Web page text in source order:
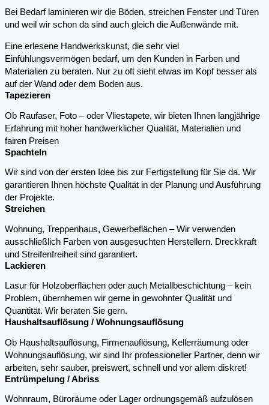
Bei Bedarf laminieren wir die Böden, streichen Fenster und Türen
und weil wir schon da sind auch gleich die Außenwände mit.
Eine erlesene Handwerkskunst, die sehr viel
Einfühlungsvermögen bedarf, um den Kunden in Farben und
Materialien zu beraten. Nur zu oft sieht etwas im Kopf besser als
auf der Wand oder dem Boden aus.
Tapezieren
Ob Raufaser, Foto – oder Vliestapete, wir bieten Ihnen langjährige
Erfahrung mit hoher handwerklicher Qualität, Materialien und
fairen Preisen
Spachteln
Wir sind von der ersten Idee bis zur Fertigstellung für Sie da. Wir
garantieren Ihnen höchste Qualität in der Planung und Ausführung
der Projekte.
Streichen
Wohnung, Treppenhaus, Gewerbeflächen – Wir verwenden
ausschließlich Farben von ausgesuchten Herstellern. Dreckkraft
und Streifenfreiheit sind garantiert.
Lackieren
Lasur für Holzoberflächen oder auch Metallbeschichtung – kein
Problem, übernhemen wir gerne in gewohnter Qualität und
Quantität. Wir beraten Sie gern.
Haushaltsauflösung / Wohnungsauflösung
Ob Haushaltsauflösung, Firmenauflösung, Kellerräumung oder
Wohnungsauflösung, wir sind Ihr professioneller Partner, denn wir
arbeiten, sehr sauber, preiswert, schnell und vor allem diskret!
Entrümpelung / Abriss
Wohnraum, Büroräume oder Lager ordnungsgemäß aufzulösen